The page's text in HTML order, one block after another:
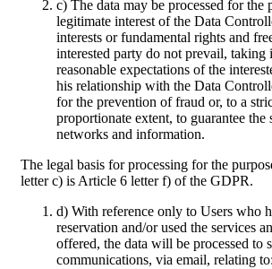
c) The data may be processed for the
legitimate interest of the Data
interests or fundamental rights and
interested party do not prevail, taking
reasonable expectations of the
his relationship with the Data
for the prevention of fraud or, to a
proportionate extent, to guarantee the
networks and information.
The legal basis for processing for the
letter c) is Article 6 letter f) of the GDPR.
d) With reference only to Users who
reservation and/or used the services
offered, the data will be processed to
communications, via email, relating to: